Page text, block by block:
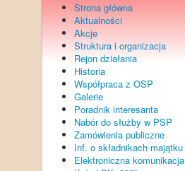
Strona główna
Aktualności
Akcje
Struktura i organizacja
Rejon działania
Historia
Współpraca z OSP
Galerie
Poradnik interesanta
Nabór do służby w PSP
Zamówienia publiczne
Inf. o składnikach majątku
Elektroniczna komunikacja